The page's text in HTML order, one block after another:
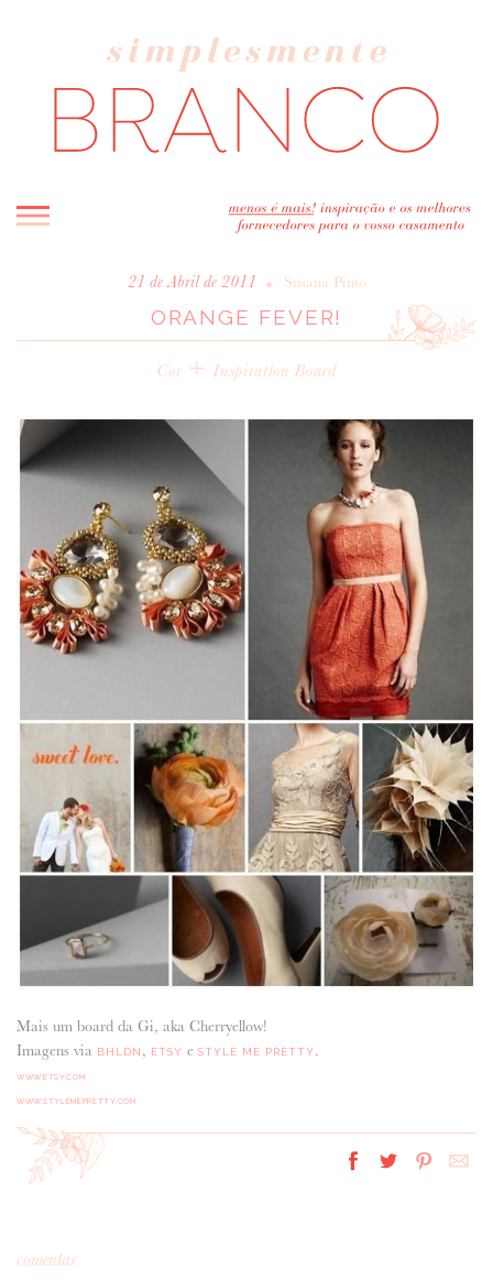
INICIO
BLOG
ENTREVISTAS
CASAVA-ME AQUI!
FORNECEDORES RECOMENDADOS
ANUNCIE CONNOSCO
21 de Abril de 2011 • Susana Pinto
ORANGE FEVER!
Cor +Inspiration Board
Mais um board da Gi, aka Cherryellow!
Imagens via BHLDN , ETSY e STYLE ME PRETTY.
WWW.ETSY.COM
WWW.STYLEMEPRETTY.COM
comentar